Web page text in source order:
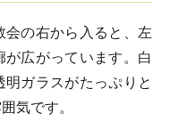
の右から入ると、左
広がっています。白
ガラスがたっぷりと
気です。